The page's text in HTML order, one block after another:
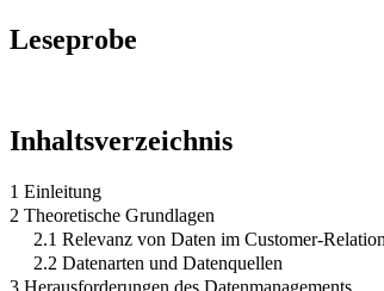
Leseprobe
Inhaltsverzeichnis
1 Einleitung
2 Theoretische Grundlagen
2.1 Relevanz von Daten im Customer-
2.2 Datenarten und Datenquellen
3 Herausforderungen des Datenmanagements